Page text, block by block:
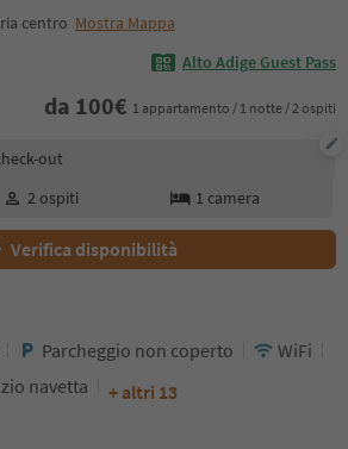
centro Mostra Mappa
Alto Adige Guest Pass
da 100€ 1 appartamento / 1 notte / 2 ospiti
prenotazione
out
2 ospiti 1 camera
Verifica disponibilità
Parcheggio non coperto
WiFi
navetta + altri 13